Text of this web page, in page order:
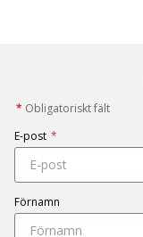
* Obligatoriskt fält
E-post *
Förnamn